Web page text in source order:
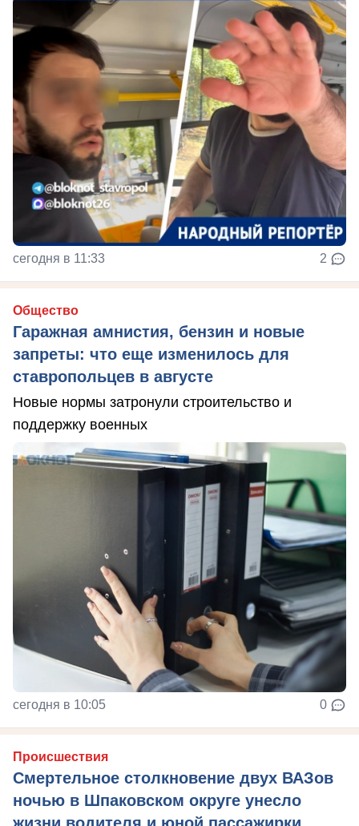
сегодня в 11:33 2
Общество
Гаражная амнистия, бензин и новые
запреты: что еще изменилось для
ставропольцев в августе
Новые нормы затронули строительство и
поддержку военных
сегодня в 10:05 0
Происшествия
Смертельное столкновение двух ВАЗов
ночью в Шпаковском округе унесло
жизни водителя и юной пассажирки